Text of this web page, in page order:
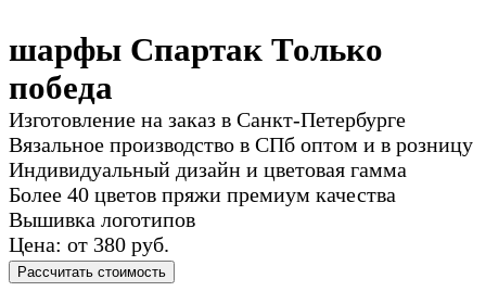
шарфы Спартак Только
победа
Изготовление на заказ в Санкт-Петербурге
Вязальное производство в СПб оптом и в розницу
Индивидуальный дизайн и цветовая гамма
Более 40 цветов пряжи премиум качества
Вышивка логотипов
Цена: от 380 руб.
Рассчитать стоимость